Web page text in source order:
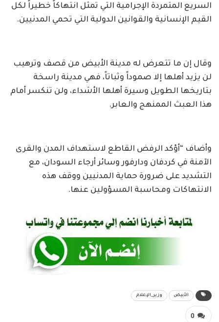
السريع المتمردة الإجرامية التي تمثل انتهاكاً خطيراً لكل
القيم الإنسانية والقوانين الدولية التي تحمي المدنيين.
وقال إن ما تتعرض له مدينة الأبيض من قصف وترهيب
لن يزيد أهلها إلا صموداً وثباتاً، فهي مدينة راسخة
بتاريخها الطويل وسيرة أهلها الأشداء، ولن تنكسر أمام
هذا العبث الممنهج والعابر.
وأضاف “أؤكد الرفض القاطع لاستهداف المدن والقرى
الآمنة في كردفان ودارفور وسائر أرجاء السودان، مع
التشديد على ضرورة حماية المدنيين ووقف هذه
الانتهاكات ومحاسبة المسؤولين عنها.
الأبيض وزير_الإعلام
0